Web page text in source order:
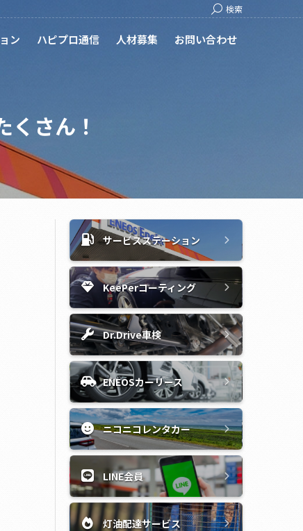
Search:
検索
ン ハピプロ通信 人材募集 お問い合わせ
さん！
サービスステーション
KeePerコーティング
Dr.Drive車検
ENEOSカーリース
ニコニコレンタカー
LINE会員
灯油配達サービス